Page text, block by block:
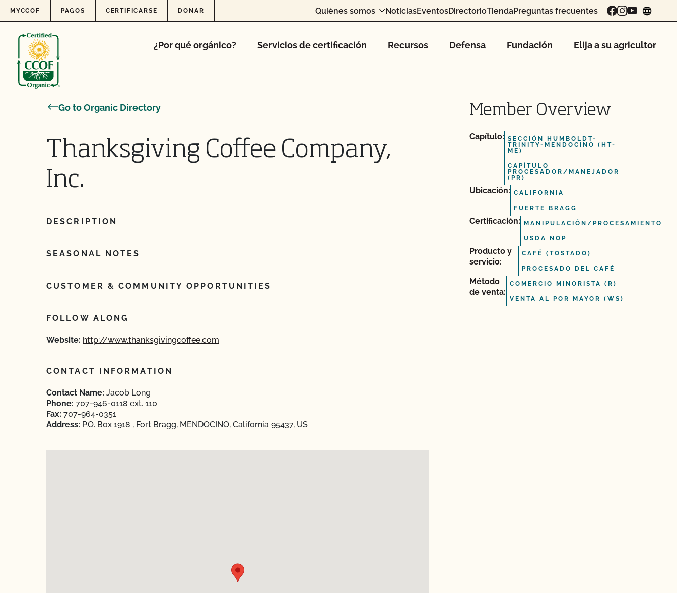
Skip to content
MYCCOF PAGOS CERTIFICARSE DONAR Quiénes somos NoticiasEventosDirectorioTiendaPreguntas frecuentes
¿Por qué orgánico? Servicios de certificación Recursos Defensa Fundación Elija a su agricultor
Go to Organic Directory
Thanksgiving Coffee Company,
Inc.
DESCRIPTION
SEASONAL NOTES
CUSTOMER & COMMUNITY OPPORTUNITIES
FOLLOW ALONG
Website: http://www.thanksgivingcoffee.com
CONTACT INFORMATION
Contact Name: Jacob Long
Phone: 707-946-0118 ext. 110
Fax: 707-964-0351
Address: P.O. Box 1918 , Fort Bragg, MENDOCINO, California 95437, US
Member Overview
Capítulo: SECCIÓN HUMBOLDT-
TRINITY-MENDOCINO (HT-
ME)
CAPÍTULO
PROCESADOR/MANEJADOR
(PR)
Ubicación: CALIFORNIA
FUERTE BRAGG
Certificación: MANIPULACIÓN/PROCESAMIENTO
USDA NOP
Producto y
servicio:
CAFÉ (TOSTADO)
PROCESADO DEL CAFÉ
Método
de venta:
COMERCIO MINORISTA (R)
VENTA AL POR MAYOR (WS)